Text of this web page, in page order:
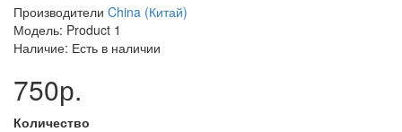
Производители China (Китай)
Модель: Product 1
Наличие: Есть в наличии
750р.
Количество